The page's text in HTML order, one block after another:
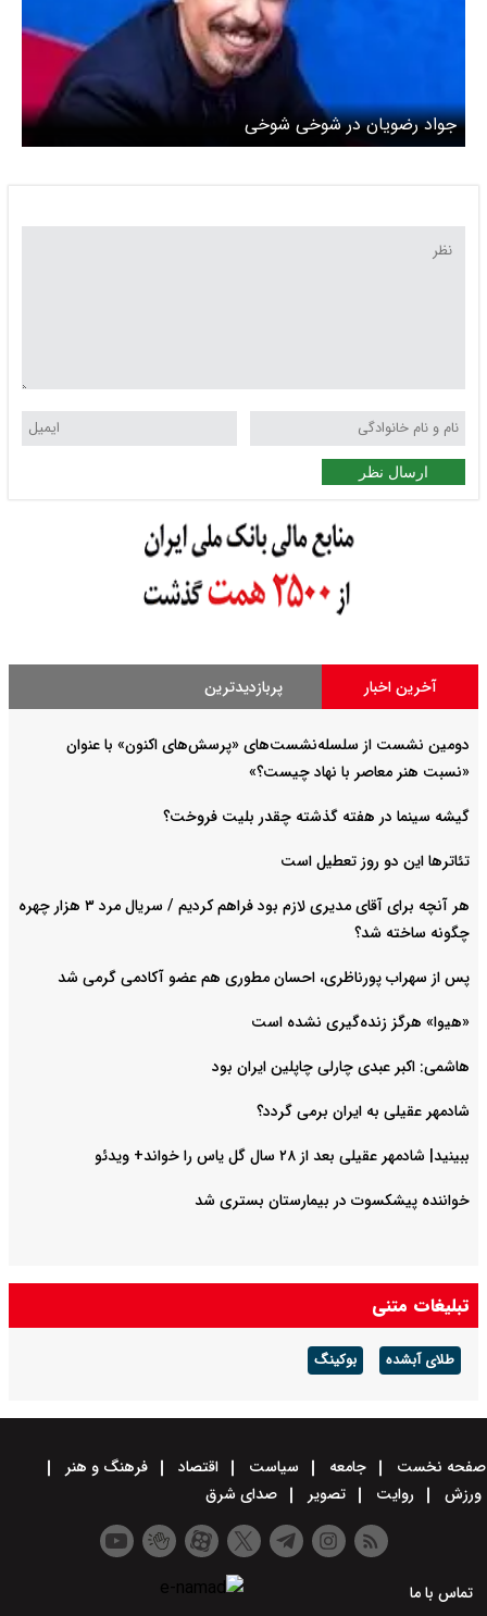
جواد رضویان در شوخی شوخی
ارسال نظر
آخرین اخبار پربازدیدترین
دومین نشست از سلسله‌نشست‌های «پرسش‌های اکنون» با عنوان
«نسبت هنر معاصر با نهاد چیست؟»
گیشه سینما در هفته گذشته چقدر بلیت فروخت؟
تئاترها این دو روز تعطیل است
هر آنچه برای آقای مدیری لازم بود فراهم کردیم / سریال مرد ۳ هزار چهره
چگونه ساخته شد؟
پس از سهراب پورناظری، احسان مطوری هم عضو آکادمی گرمی شد
«هیوا» هرگز زنده‌گیری نشده است
هاشمی: اکبر عبدی چارلی چاپلین ایران بود
شادمهر عقیلی به ایران برمی گردد؟
ببینید| شادمهر عقیلی بعد از ۲۸ سال گل یاس را خواند+ ویدئو
خواننده پیشکسوت در بیمارستان بستری شد
تبلیغات متنی
طلای آبشده بوکینگ
صفحه نخست جامعه سیاست اقتصاد
فرهنگ و هنر
ورزش
روایت تصویر صدای شرق
تماس با ما